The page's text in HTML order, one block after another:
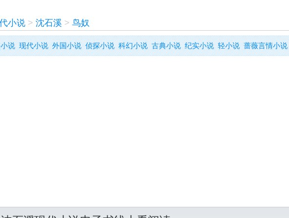
小说> 沈石溪> 鸟奴
说 现代小说 外国小说 侦探小说 科幻小说 古典小说 纪实小说 轻小说 蔷薇言情小说